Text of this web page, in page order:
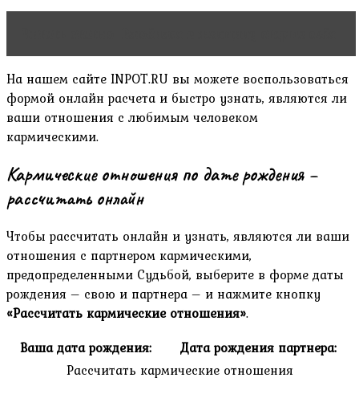
На нашем сайте INPOT.RU вы можете воспользоваться
формой онлайн расчета и быстро узнать, являются ли
ваши отношения с любимым человеком
кармическими.
Кармические отношения по дате рождения –
рассчитать онлайн
Чтобы рассчитать онлайн и узнать, являются ли ваши
отношения с партнером кармическими,
предопределенными Судьбой, выберите в форме даты
рождения – свою и партнера – и нажмите кнопку
«Рассчитать кармические отношения».
Ваша дата рождения:
Дата рождения партнера:
Рассчитать кармические отношения